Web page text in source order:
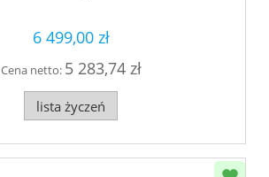
6 499,00 zł
Cena netto: 5 283,74 zł
lista życzeń